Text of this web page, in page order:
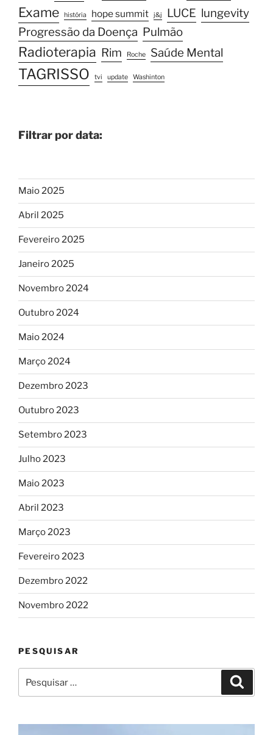
Exame história hope summit j&j LUCE lungevity
Progressão da Doença Pulmão
Radioterapia Rim Roche Saúde Mental
TAGRISSO tvi update Washinton
Filtrar por data:
Maio 2025
Abril 2025
Fevereiro 2025
Janeiro 2025
Novembro 2024
Outubro 2024
Maio 2024
Março 2024
Dezembro 2023
Outubro 2023
Setembro 2023
Julho 2023
Maio 2023
Abril 2023
Março 2023
Fevereiro 2023
Dezembro 2022
Novembro 2022
PESQUISAR
por: